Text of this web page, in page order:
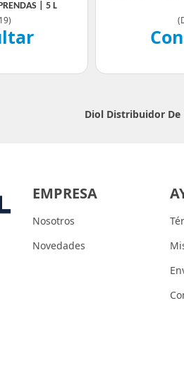
| 5 L
) (
Diol Distribuidor De
EMPRESA
Nosotros
Novedades